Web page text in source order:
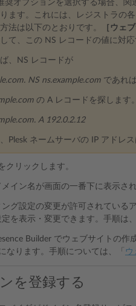
奨オプションを選択する場合、
ます。これには、レジストラの
法は以下のとおりです。
［ウェ
して、この NS レコードの値に対
、NS レコードが
NS ns.example.com であれば
の A レコードを探します。
A 192.0.2.12
Plesk ネームサーバの IP アドレス
クリックします。
イン名が画面の一番下に表示さ
ング設定の変更が許可されている
定を表示・変更できます。手順は、
Builder でウェブサイトの
なります。手順については、「 ウ
を登録する